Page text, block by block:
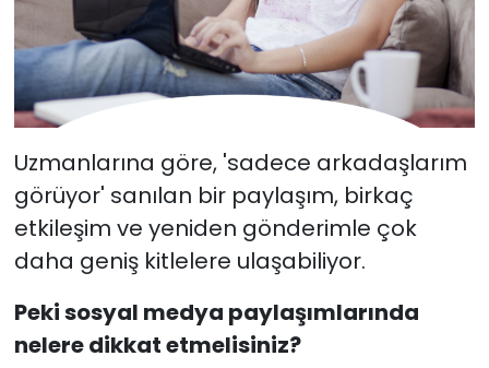
Uzmanlarına göre, 'sadece arkadaşlarım
görüyor' sanılan bir paylaşım, birkaç
etkileşim ve yeniden gönderimle çok
daha geniş kitlelere ulaşabiliyor.
Peki sosyal medya paylaşımlarında
nelere dikkat etmelisiniz?